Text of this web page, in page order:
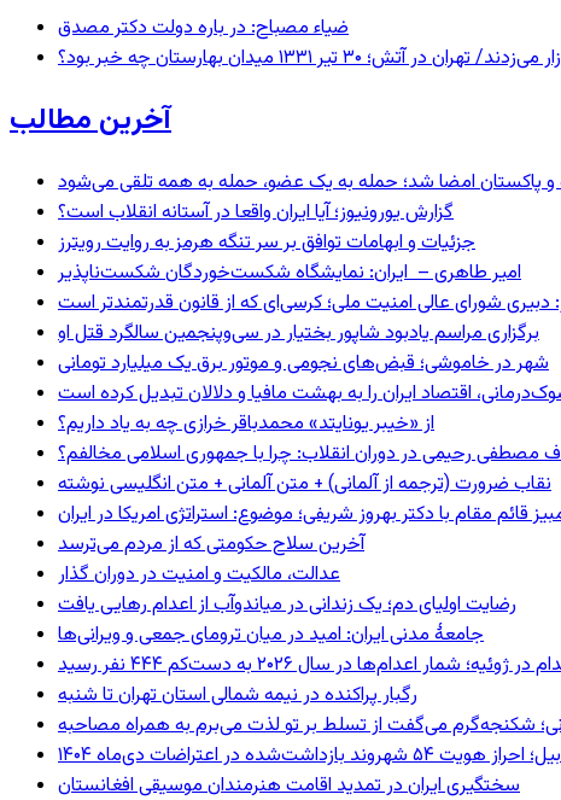
ضیاء مصباح: در باره دولت دکتر مصدق
۱۳۳۱ میدان بهارستان چه خبر بود؟
آخرین مطالب
و پاکستان امضا شد؛ حمله به یک عضو، حمله به همه تلقی می‌شود
گزارش یورونیوز؛ آیا ایران واقعا در آستانه انقلاب است؟
جزئیات و ابهامات توافق بر سر تنگه هرمز به روایت رویترز
امیر طاهری – ایران: نمایشگاه شکست‌خوردگان شکست‌ناپذیر
دبیری شورای عالی امنیت ملی؛ کرسی‌ای که از قانون قدرتمندتر است
برگزاری مراسم یادبود شاپور بختیار در سی‌وپنجمین سالگرد قتل او
شهر در خاموشی؛ قبض‌های نجومی و موتور برق یک میلیارد تومانی
اقتصاد ایران را به بهشت مافیا و دلالان تبدیل کرده است
از «خیبر یونایتد» محمدباقر خرازی چه به یاد داریم؟
مصطفی رحیمی در دوران انقلاب: چرا با جمهوری اسلامی مخالفم؟
نقاب ضرورت (ترجمه از آلمانی) + متن آلمانی + متن انگلیسی نوشته
قائم مقام با دکتر بهروز شریفی؛ موضوع: استراتژی امریکا در ایران
آخرین سلاح حکومتی که از مردم می‌ترسد
عدالت، مالکیت و امنیت در دوران گذار
رضایت اولیای دم؛ یک زندانی در میاندوآب از اعدام رهایی یافت
جامعهٔ مدنی ایران: امید در میان ترومای جمعی و ویرانی‌ها
رگبار پراکنده در نیمه شمالی استان تهران تا شنبه
شکنجه‌گرم می‌گفت از تسلط بر تو لذت می‌برم به همراه مصاحبه
شهروند بازداشت‌شده در اعتراضات دی‌ماه ۱۴۰۴
سختگیری ایران در تمدید اقامت هنرمندان موسیقی افغانستان